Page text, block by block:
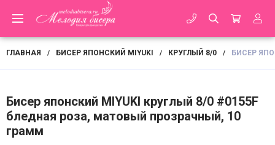
ГЛАВНАЯ / БИСЕР ЯПОНСКИЙ MIYUKI / КРУГЛЫЙ 8/0 / БИСЕР
Бисер японский MIYUKI круглый 8/0 #0155F
бледная роза, матовый прозрачный, 10
грамм